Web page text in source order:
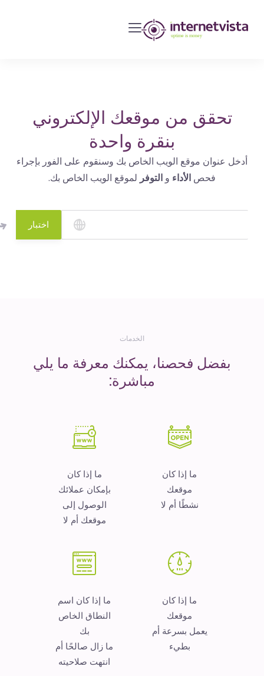
مراقبة
مواقع
الويب
الإنترنت
التشغيل
تحقق من موقعك الإلكتروني
بنقرة واحدة
أدخل عنوان موقع الويب الخاص بك وسنقوم على الفور بإجراء
فحصالأداءو التوفرلموقع الويب الخاص بك.
اختبار
الخدمات
بفضل فحصنا، يمكنك معرفة ما يلي
مباشرة:
ما إذا كان
موقعك
نشطًا أم لا
ما إذا كان
بإمكان عملائك
الوصول إلى
موقعك أم لا
ما إذا كان
موقعك
يعمل بسرعة أم
بطيء
ما إذا كان اسم
النطاق الخاص
بك
ما زال صالحًا أم
انتهت صلاحيته